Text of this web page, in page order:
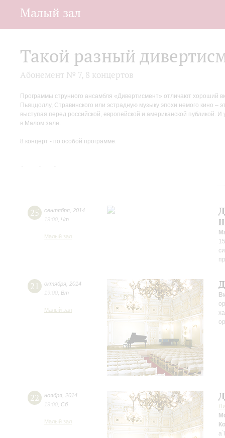
Малый зал
Такой разный
Абонемент № 7, 8 концертов
Программы струнного ансамбля «Дивертисмент» отличают хороший
Пьяццоллу, Стравинского или эстрадную музыку эпохи немого кино –
выступая перед российской, европейской и американской публикой.
в Малом зале.
8 концерт - по особой программе.
Илья Иофф скрипка
Солисты:
Лидия Коваленко скрипка
25 сентября 2014
19:00 Чт
Малый зал
21 октября 2014
19:00 Вт
Малый зал
22 ноября 2014
19:00 Сб
Малый зал